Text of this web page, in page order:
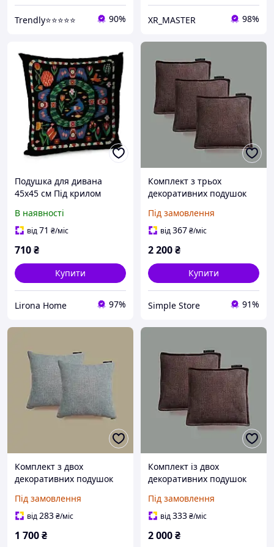
Trendly⭐⭐⭐⭐⭐ 90% XR_MASTER 98%
Подушка для дивана
45х45 см Під крилом
В наявності
від71 ₴/міс
710₴
Купити
Lirona Home 97%
Комплект з трьох
декоративних подушок
Під замовлення
від367₴/міс
2 200₴
Купити
Simple Store 91%
Комплект з двох
декоративних подушок
45х45см
Під замовлення
від283₴/міс
1 700₴
Комплект із двох
декоративних подушок
Під замовлення
від333₴/міс
2 000₴